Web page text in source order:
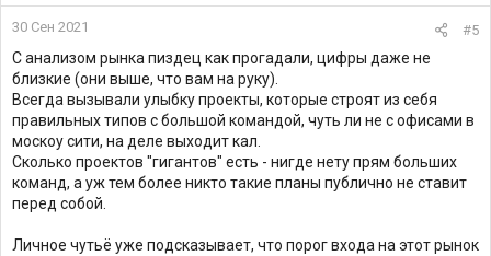
:
30 Сен 2021 #5
С анализом рынка пиздец как прогадали, цифры даже не
близкие (они выше, что вам на руку).
Всегда вызывали улыбку проекты, которые строят из себя
правильных типов с большой командой, чуть ли не с офисами в
москоу сити, на деле выходит кал.
Сколько проектов "гигантов" есть - нигде нету прям больших
команд, а уж тем более никто такие планы публично не ставит
перед собой.
Личное чутьё уже подсказывает, что порог входа на этот рынок